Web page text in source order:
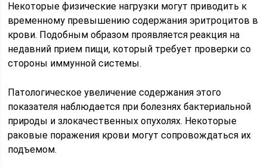
Некоторые физические нагрузки могут приводить к
временному превышению содержания эритроцитов в
крови. Подобным образом проявляется реакция на
недавний прием пищи, который требует проверки со
стороны иммунной системы.
Патологическое увеличение содержания этого
показателя наблюдается при болезнях бактериальной
природы и злокачественных опухолях. Некоторые
раковые поражения крови могут сопровождаться их
подъемом.